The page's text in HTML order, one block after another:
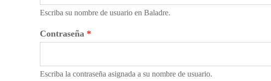
Escriba su nombre de usuario en Baladre.
Contraseña *
Escriba la contraseña asignada a su nombre de usuario.